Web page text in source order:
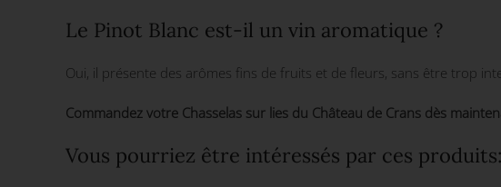
Le Pinot Blanc est-il un vin aromatique ?
Oui, il présente des arômes fins de fruits et de fleurs, sans être trop
Commandez votre Chasselas sur lies du Château de Crans dès
Vous pourriez être intéressés par ces produits: